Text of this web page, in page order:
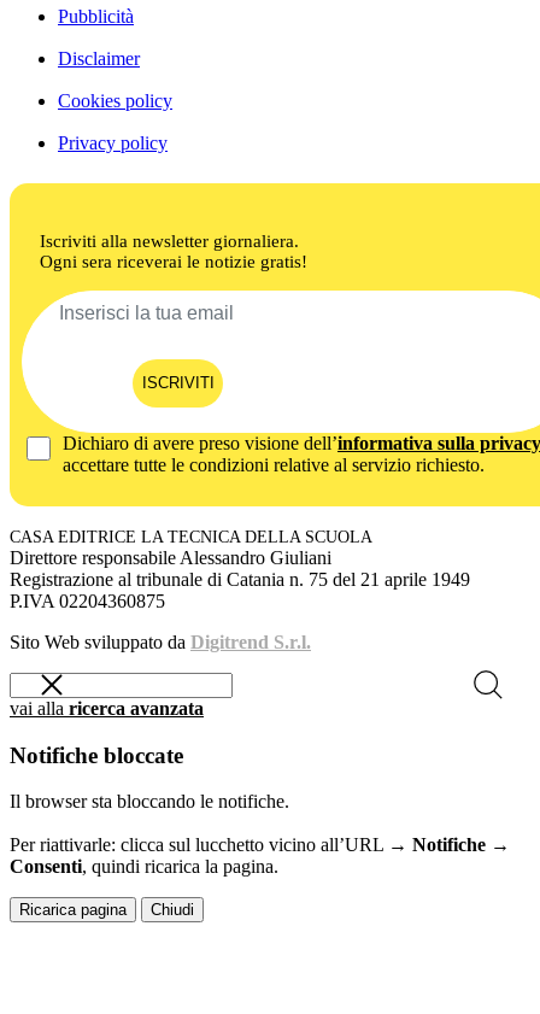
Pubblicità
Disclaimer
Cookies policy
Privacy policy
Iscriviti alla newsletter giornaliera.
Ogni sera riceverai le notizie gratis!
ISCRIVITI
Dichiaro di avere preso visione dell’informativa sulla privacy
accettare tutte le condizioni relative al servizio richiesto.
CASA EDITRICE LA TECNICA DELLA SCUOLA
Direttore responsabile Alessandro Giuliani
Registrazione al tribunale di Catania n. 75 del 21 aprile 1949
P.IVA 02204360875
Sito Web sviluppato da Digitrend S.r.l.
vai alla ricerca avanzata
Notifiche bloccate
Il browser sta bloccando le notifiche.
Per riattivarle: clicca sul lucchetto vicino all’URL → Notifiche →
Consenti, quindi ricarica la pagina.
Ricarica pagina Chiudi